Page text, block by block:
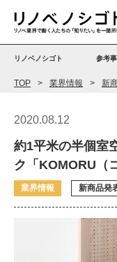
リノベノシゴト 参考事
TOP 業界情報 新
2020.08.12
約1平米の半個室
ク「KOMORU（
業界情報 新商品発